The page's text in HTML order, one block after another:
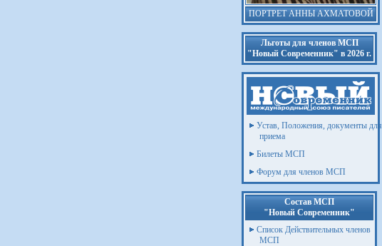
ПОРТРЕТ АННЫ АХМАТОВОЙ
Льготы для членов МСП
"Новый Современник" в 2026 г.
Устав, Положения, документы для
приема
Билеты МСП
Форум для членов МСП
Состав МСП
"Новый Современник"
Список Действительных членов
МСП